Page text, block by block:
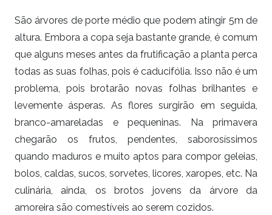
São árvores de porte médio que podem atingir 5m de
altura. Embora a copa seja bastante grande, é comum
que alguns meses antes da frutificação a planta perca
todas as suas folhas, pois é caducifólia. Isso não é um
problema, pois brotarão novas folhas brilhantes e
levemente ásperas. As flores surgirão em seguida,
branco-amareladas e pequeninas. Na primavera
chegarão os frutos, pendentes, saborosíssimos
quando maduros e muito aptos para compor geleias,
bolos, caldas, sucos, sorvetes, licores, xaropes, etc. Na
culinária, ainda, os brotos jovens da árvore da
amoreira são comestíveis ao serem cozidos.